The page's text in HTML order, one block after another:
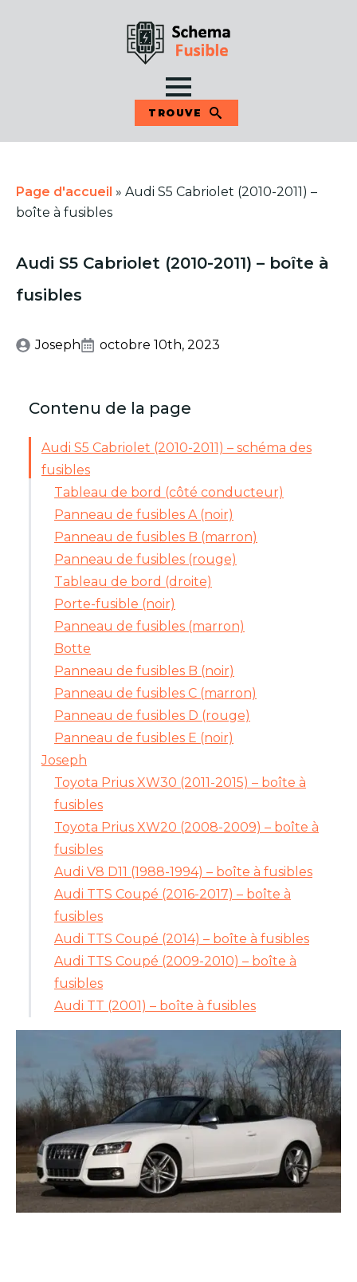
TROUVE
Page d'accueil » Audi S5 Cabriolet (2010-2011) –
boîte à fusibles
Audi S5 Cabriolet (2010-2011) – boîte à
fusibles
Joseph octobre 10th, 2023
Contenu de la page
Audi S5 Cabriolet (2010-2011) – schéma des
fusibles
Tableau de bord (côté conducteur)
Panneau de fusibles A (noir)
Panneau de fusibles B (marron)
Panneau de fusibles (rouge)
Tableau de bord (droite)
Porte-fusible (noir)
Panneau de fusibles (marron)
Botte
Panneau de fusibles B (noir)
Panneau de fusibles C (marron)
Panneau de fusibles D (rouge)
Panneau de fusibles E (noir)
Joseph
Toyota Prius XW30 (2011-2015) – boîte à
fusibles
Toyota Prius XW20 (2008-2009) – boîte à
fusibles
Audi V8 D11 (1988-1994) – boîte à fusibles
Audi TTS Coupé (2016-2017) – boîte à
fusibles
Audi TTS Coupé (2014) – boîte à fusibles
Audi TTS Coupé (2009-2010) – boîte à
fusibles
Audi TT (2001) – boîte à fusibles